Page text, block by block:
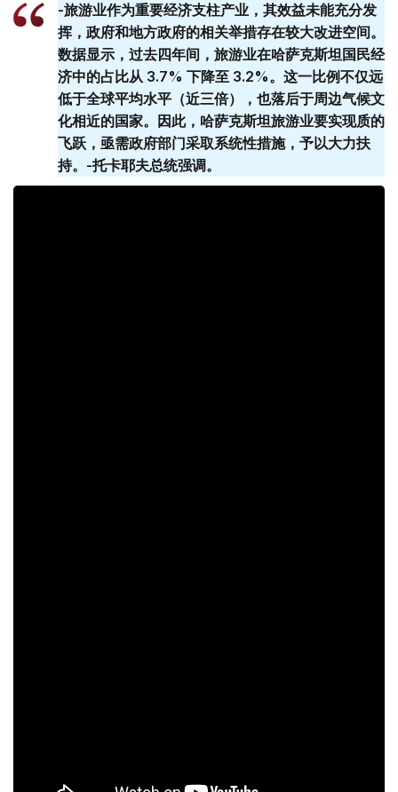
-旅游业作为重要经济支柱产业，其效益未能充分发
挥，政府和地方政府的相关举措存在较大改进空间。
数据显示，过去四年间，旅游业在哈萨克斯坦国民经
济中的占比从 3.7% 下降至 3.2%。这一比例不仅远
低于全球平均水平（近三倍），也落后于周边气候文
化相近的国家。因此，哈萨克斯坦旅游业要实现质的
飞跃，亟需政府部门采取系统性措施，予以大力扶
持。-托卡耶夫总统强调。